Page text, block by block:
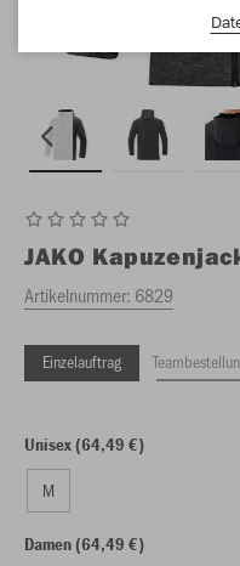
JAKO
Artikelnummer: 6829
Einzelauftrag
Unisex (64,49 €)
M
Damen (64,49 €)